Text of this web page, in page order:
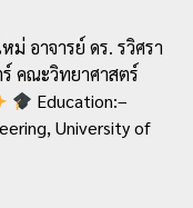
ม่ อาจารย์ ดร. รวิศรา
คณะวิทยาศาสตร์
Education:–
University of